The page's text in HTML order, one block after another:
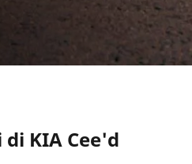
KIA Cee'd